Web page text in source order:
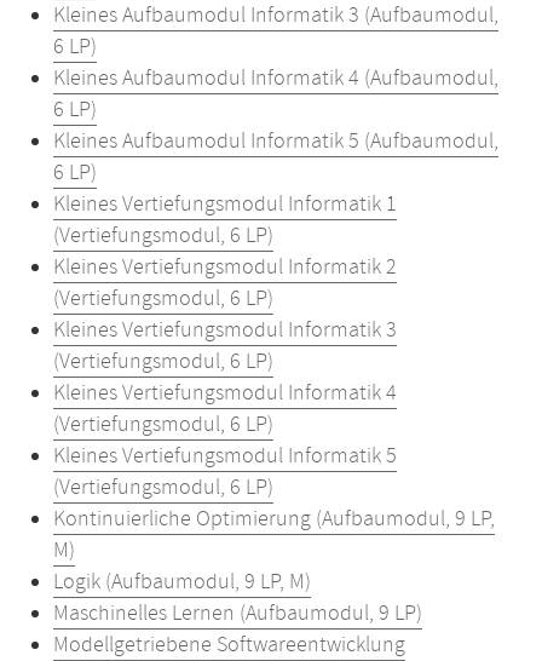
Kleines Aufbaumodul Informatik 3 (Aufbaumodul,
6 LP)
Kleines Aufbaumodul Informatik 4 (Aufbaumodul,
6 LP)
Kleines Aufbaumodul Informatik 5 (Aufbaumodul,
6 LP)
Kleines Vertiefungsmodul Informatik 1
(Vertiefungsmodul, 6 LP)
Kleines Vertiefungsmodul Informatik 2
(Vertiefungsmodul, 6 LP)
Kleines Vertiefungsmodul Informatik 3
(Vertiefungsmodul, 6 LP)
Kleines Vertiefungsmodul Informatik 4
(Vertiefungsmodul, 6 LP)
Kleines Vertiefungsmodul Informatik 5
(Vertiefungsmodul, 6 LP)
Kontinuierliche Optimierung (Aufbaumodul, 9 LP,
M)
Logik (Aufbaumodul, 9 LP, M)
Maschinelles Lernen (Aufbaumodul, 9 LP)
Modellgetriebene Softwareentwicklung